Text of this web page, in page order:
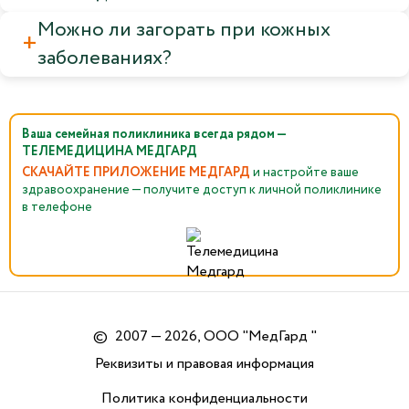
Можно ли загорать при кожных
заболеваниях?
Ваша семейная поликлиника всегда рядом —
ТЕЛЕМЕДИЦИНА МЕДГАРД
СКАЧАЙТЕ ПРИЛОЖЕНИЕ МЕДГАРД и настройте ваше
здравоохранение — получите доступ к личной поликлинике
в телефоне
© 2007 — 2026, ООО "МедГард "
Реквизиты и правовая информация
Политика конфиденциальности